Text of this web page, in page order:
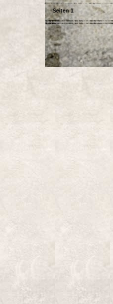
Seiten 1